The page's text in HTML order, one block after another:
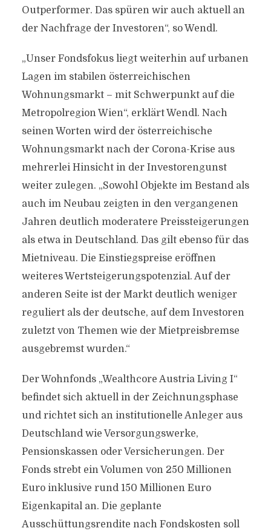
Outperformer. Das spüren wir auch aktuell an
der Nachfrage der Investoren“, so Wendl.
„Unser Fondsfokus liegt weiterhin auf urbanen
Lagen im stabilen österreichischen
Wohnungsmarkt – mit Schwerpunkt auf die
Metropolregion Wien“, erklärt Wendl. Nach
seinen Worten wird der österreichische
Wohnungsmarkt nach der Corona-Krise aus
mehrerlei Hinsicht in der Investorengunst
weiter zulegen. „Sowohl Objekte im Bestand als
auch im Neubau zeigten in den vergangenen
Jahren deutlich moderatere Preissteigerungen
als etwa in Deutschland. Das gilt ebenso für das
Mietniveau. Die Einstiegspreise eröffnen
weiteres Wertsteigerungspotenzial. Auf der
anderen Seite ist der Markt deutlich weniger
reguliert als der deutsche, auf dem Investoren
zuletzt von Themen wie der Mietpreisbremse
ausgebremst wurden.“
Der Wohnfonds „Wealthcore Austria Living I“
befindet sich aktuell in der Zeichnungsphase
und richtet sich an institutionelle Anleger aus
Deutschland wie Versorgungswerke,
Pensionskassen oder Versicherungen. Der
Fonds strebt ein Volumen von 250 Millionen
Euro inklusive rund 150 Millionen Euro
Eigenkapital an. Die geplante
Ausschüttungsrendite nach Fondskosten soll